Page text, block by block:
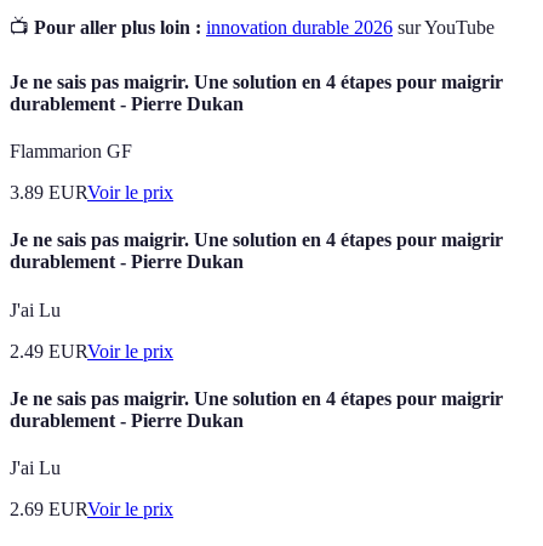
📺 Pour aller plus loin : innovation durable 2026 sur YouTube
Je ne sais pas maigrir. Une solution en 4 étapes pour maigrir
durablement - Pierre Dukan
Flammarion GF
3.89 EURVoir le prix
Je ne sais pas maigrir. Une solution en 4 étapes pour maigrir
durablement - Pierre Dukan
J'ai Lu
2.49 EURVoir le prix
Je ne sais pas maigrir. Une solution en 4 étapes pour maigrir
durablement - Pierre Dukan
J'ai Lu
2.69 EURVoir le prix